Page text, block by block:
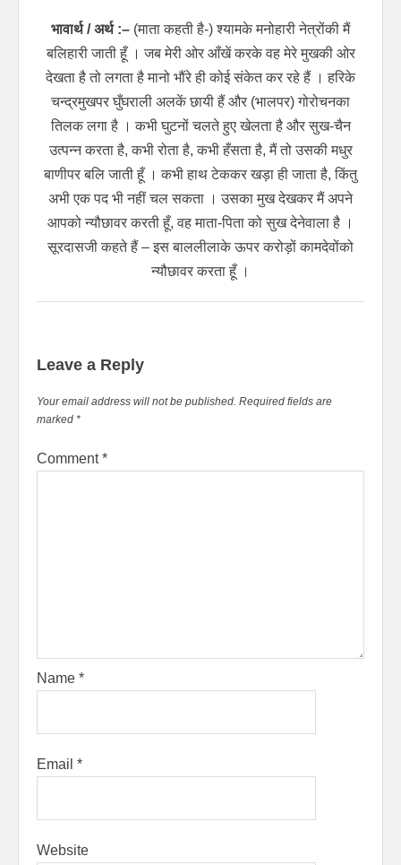
भावार्थ / अर्थ :– (माता कहती है-) श्यामके मनोहारी नेत्रोंकी मैं
बलिहारी जाती हूँ । जब मेरी ओर आँखें करके वह मेरे मुखकी ओर
देखता है तो लगता है मानो भौंरे ही कोई संकेत कर रहे हैं । हरिके
चन्द्रमुखपर घुँघराली अलकें छायी हैं और (भालपर) गोरोचनका
तिलक लगा है । कभी घुटनों चलते हुए खेलता है और सुख-चैन
उत्पन्न करता है, कभी रोता है, कभी हँसता है, मैं तो उसकी मधुर
बाणीपर बलि जाती हूँ । कभी हाथ टेककर खड़ा ही जाता है, किंतु
अभी एक पद भी नहीं चल सकता । उसका मुख देखकर मैं अपने
आपको न्यौछावर करती हूँ, वह माता-पिता को सुख देनेवाला है ।
सूरदासजी कहते हैं – इस बाललीलाके ऊपर करोड़ों कामदेवोंको
न्यौछावर करता हूँ ।
Leave a Reply
Your email address will not be published. Required fields are
marked *
Comment*
Name *
Email *
Website